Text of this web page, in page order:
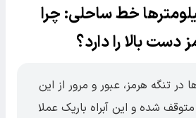
خط ساحلی: چرا
دست بالا را دارد؟
در تنگه هرمز، عبور و مرور از این
متوقف شده و این آبراه باریک عملا